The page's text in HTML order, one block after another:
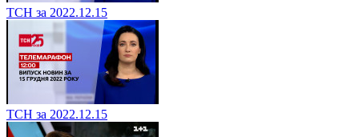
ТСН за 2022.12.15
ТСН за 2022.12.15